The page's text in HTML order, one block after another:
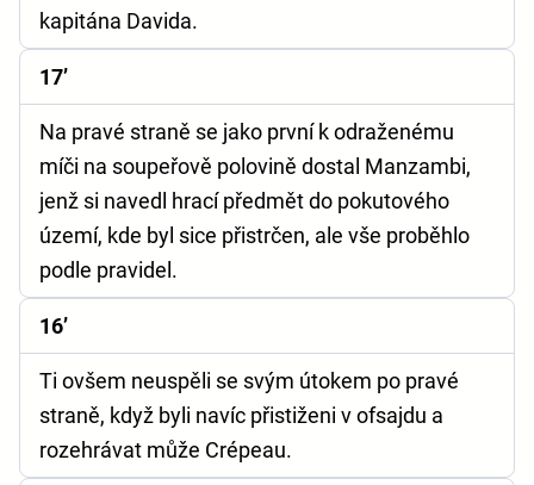
kapitána Davida.
17’
Na pravé straně se jako první k odraženému
míči na soupeřově polovině dostal Manzambi,
jenž si navedl hrací předmět do pokutového
území, kde byl sice přistrčen, ale vše proběhlo
podle pravidel.
16’
Ti ovšem neuspěli se svým útokem po pravé
straně, když byli navíc přistiženi v ofsajdu a
rozehrávat může Crépeau.